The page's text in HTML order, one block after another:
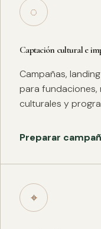
◌
Captación cultural e
Campañas,
para
culturales y
Preparar
⌖